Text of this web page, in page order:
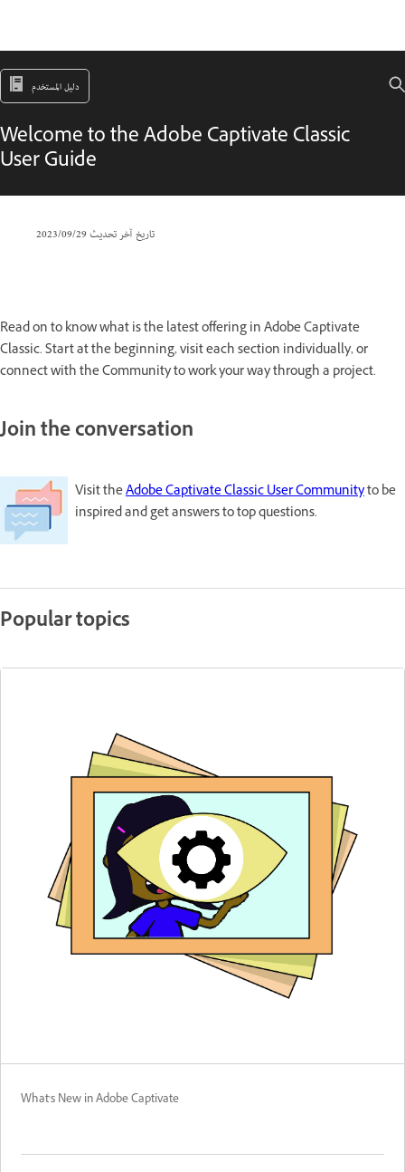
دليل المستخدم
Welcome to the Adobe Captivate Classic
User Guide
تاريخ آخر تحديث29‏/09‏/2023
Read on to know what is the latest offering in Adobe Captivate
Classic. Start at the beginning, visit each section individually, or
connect with the Community to work your way through a project.
Join the conversation
Visit theAdobe Captivate Classic User Communityto be
inspired and get answers to top questions.
Popular topics
What's New in Adobe Captivate